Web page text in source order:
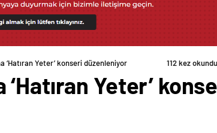
‘Hatıran Yeter’ konseri düzenleniyor 112 kez okundu
‘Hatıran Yeter’